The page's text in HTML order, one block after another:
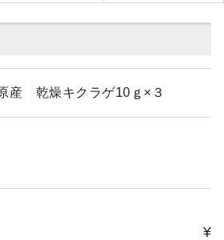
産 乾燥キクラゲ10ｇ×３
¥